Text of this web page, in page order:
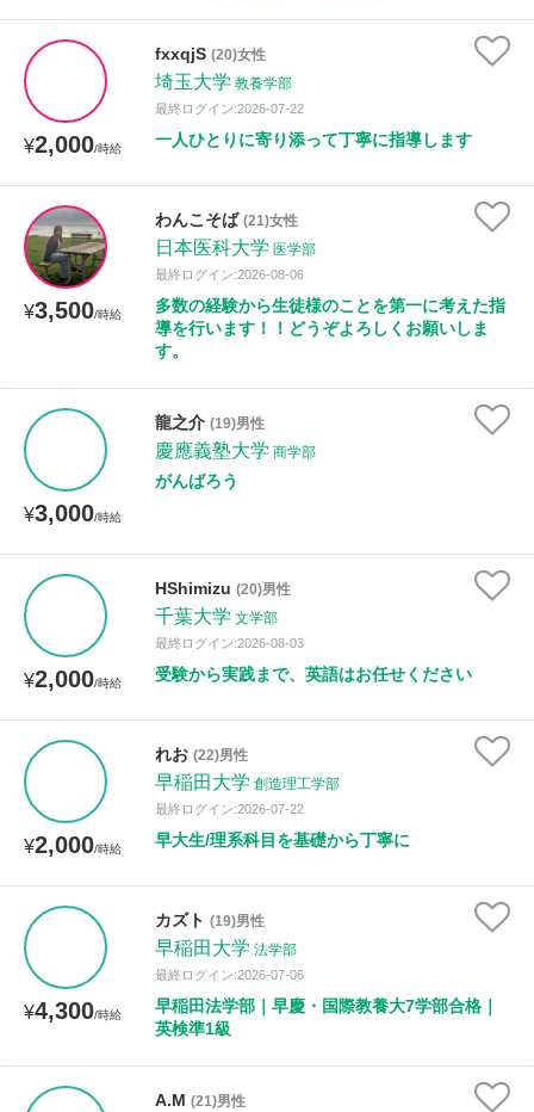
¥2,000/時給
fxxqjS (20)女性
埼玉大学 教養学部
最終ログイン:2026-07-22
一人ひとりに寄り添って丁寧に指導します
¥3,500/時給
わんこそば (21)女性
日本医科大学 医学部
最終ログイン:2026-08-06
多数の経験から生徒様のことを第一に考えた指
導を行います！！どうぞよろしくお願いしま
す。
¥3,000/時給
龍之介 (19)男性
慶應義塾大学 商学部
がんばろう
¥2,000/時給
HShimizu (20)男性
千葉大学 文学部
最終ログイン:2026-08-03
受験から実践まで、英語はお任せください
¥2,000/時給
れお (22)男性
早稲田大学 創造理工学部
最終ログイン:2026-07-22
早大生/理系科目を基礎から丁寧に
¥4,300/時給
カズト (19)男性
早稲田大学 法学部
最終ログイン:2026-07-06
早稲田法学部｜早慶・国際教養大7学部合格｜
英検準1級
A.M (21)男性